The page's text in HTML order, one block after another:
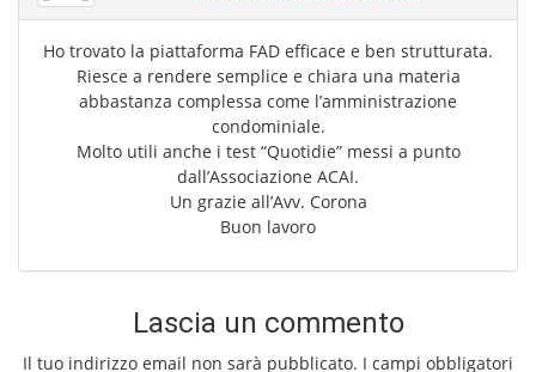
Ho trovato la piattaforma FAD efficace e ben strutturata.
Riesce a rendere semplice e chiara una materia
abbastanza complessa come l’amministrazione
condominiale.
Molto utili anche i test “Quotidie” messi a punto
dall’Associazione ACAI.
Un grazie all’Avv. Corona
Buon lavoro
Lascia un commento
Il tuo indirizzo email non sarà pubblicato. I campi obbligatori